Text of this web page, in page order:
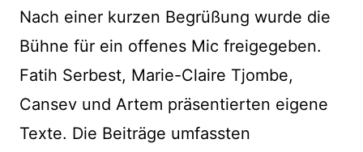
Nach einer kurzen Begrüßung wurde die
Bühne für ein offenes Mic freigegeben.
Fatih Serbest, Marie-Claire Tjombe,
Cansev und Artem präsentierten eigene
Texte. Die Beiträge umfassten